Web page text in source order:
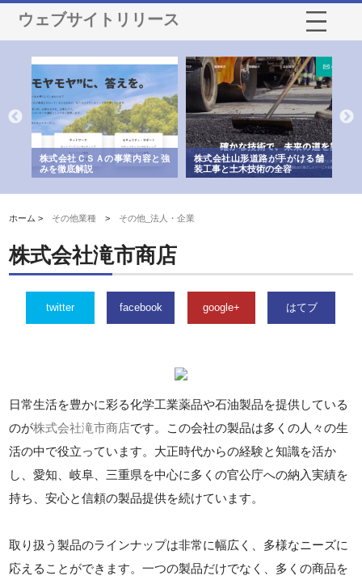
ウェブサイトリリース
株式会社ＣＳＡの事業内容と強
みを徹底解説
株式会社山形道路が手がける舗
装工事と土木技術の全容
ホーム > その他業種 > その他_法人・企業
株式会社滝市商店
twitter facebook google+ はてブ
日常生活を豊かに彩る化学工業薬品や石油製品を提供している
のが株式会社滝市商店です。この会社の製品は多くの人々の生
活の中で役立っています。大正時代からの経験と知識を活か
し、愛知、岐阜、三重県を中心に多くの官公庁への納入実績を
持ち、安心と信頼の製品提供を続けています。
取り扱う製品のラインナップは非常に幅広く、多様なニーズに
応えることができます。一つの製品だけでなく、多くの商品を